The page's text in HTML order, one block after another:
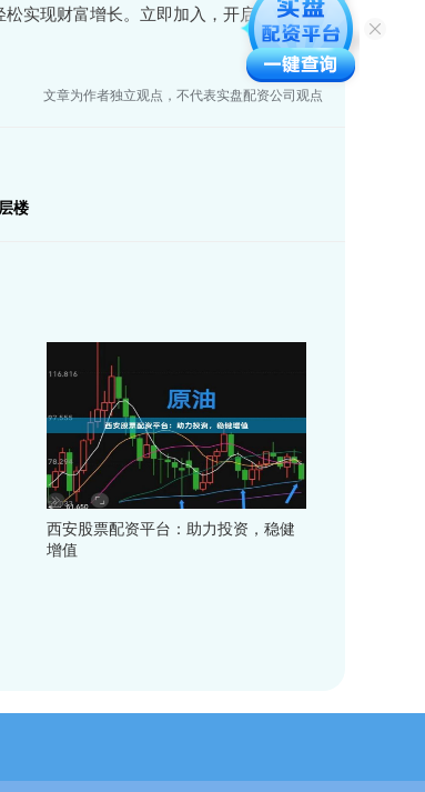
实现财富增长。立即加入，开启您的投资
文章为作者独立观点，不代表实盘配资公司观点
楼
西安股票配资平台：助力投资，稳健
增值